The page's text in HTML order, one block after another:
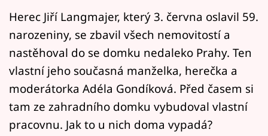
Přihlášení
Sledujte nás
Herec Jiří Langmajer, který 3. června oslavil 59.
narozeniny, se zbavil všech nemovitostí a
nastěhoval do se domku nedaleko Prahy. Ten
vlastní jeho současná manželka, herečka a
moderátorka Adéla Gondíková. Před časem si
tam ze zahradního domku vybudoval vlastní
pracovnu. Jak to u nich doma vypadá?